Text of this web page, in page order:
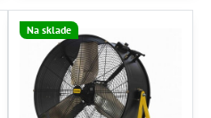
Na sklade